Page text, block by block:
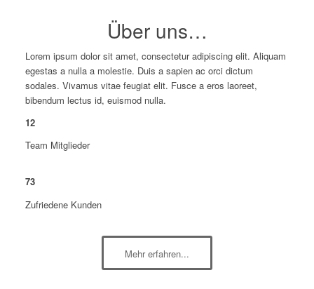
Über uns…
Lorem ipsum dolor sit amet, consectetur adipiscing elit. Aliquam
egestas a nulla a molestie. Duis a sapien ac orci dictum
sodales. Vivamus vitae feugiat elit. Fusce a eros laoreet,
bibendum lectus id, euismod nulla.
12
Team Mitglieder
73
Zufriedene Kunden
Mehr erfahren...